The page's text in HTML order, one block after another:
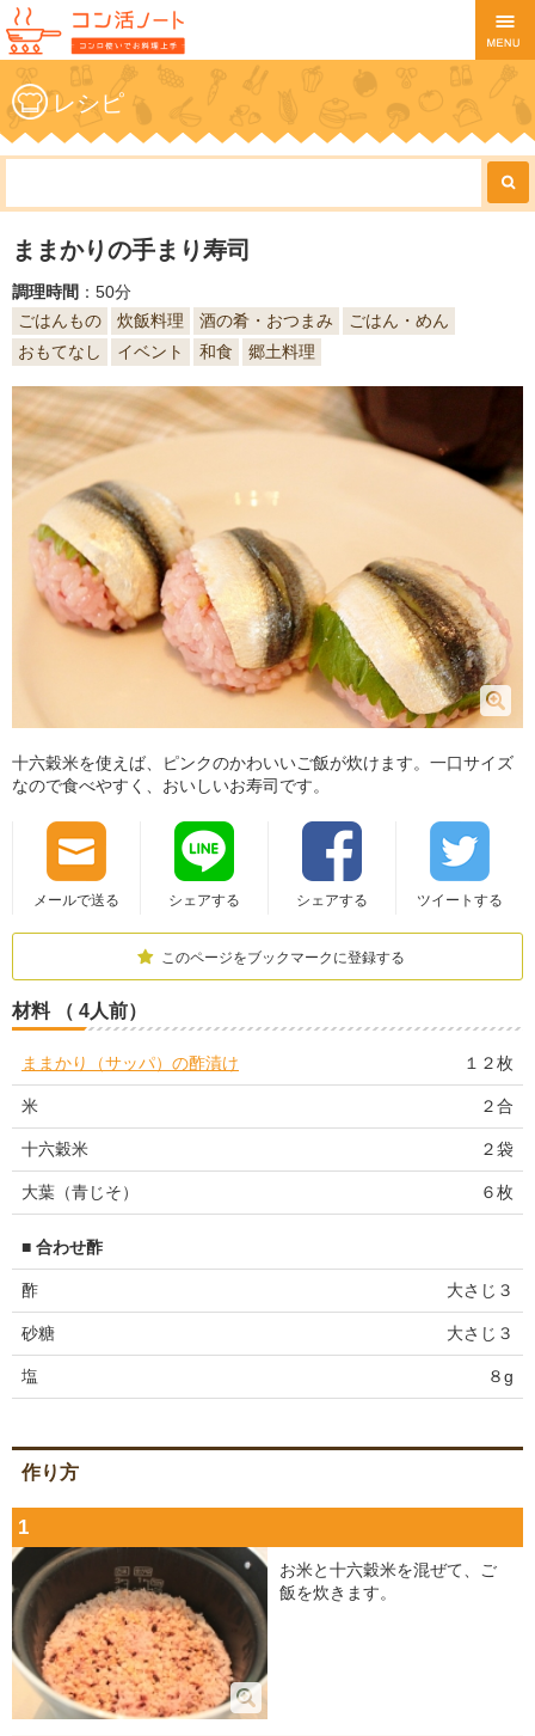
レシピ
ままかりの手まり寿司
調理時間 ：50分
ごはんもの
炊飯料理 酒の肴・おつまみ
ごはん・めん
おもてなし
イベント 和食 郷土料理
十六穀米を使えば、ピンクのかわいいご飯が炊けます。一口サイズ
なので食べやすく、おいしいお寿司です。
メールで送る シェアする シェアする ツイートする
このページをブックマークに登録する
材料 （ 4人前）
ままかり（サッパ）の酢漬け １２枚
米 ２合
十六穀米 ２袋
大葉（青じそ） ６枚
■ 合わせ酢
酢 大さじ３
砂糖 大さじ３
塩 ８g
作り方
1
お米と十六穀米を混ぜて、ご
飯を炊きます。